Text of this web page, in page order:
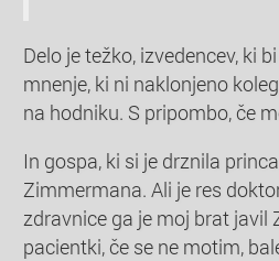
Delo je težko, izvedencev, ki
mnenje, ki ni naklonjeno
na hodniku. S pripombo, če
In gospa, ki si je drznila
Zimmermana. Ali je res
zdravnice ga je moj brat
pacientki, če se ne motim,